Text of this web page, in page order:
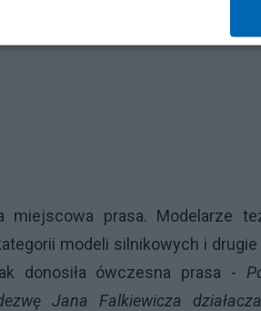
miejscowa prasa. Modelarze
modeli silnikowych i drugie
donosiła ówczesna prasa -
Jana Falkiewicza działacza